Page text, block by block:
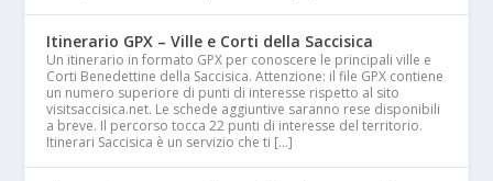
Itinerario GPX – Ville e Corti della Saccisica
Un itinerario in formato GPX per conoscere le principali ville e
Corti Benedettine della Saccisica. Attenzione: il file GPX contiene
un numero superiore di punti di interesse rispetto al sito
visitsaccisica.net. Le schede aggiuntive saranno rese disponibili
a breve. Il percorso tocca 22 punti di interesse del territorio.
Itinerari Saccisica è un servizio che ti […]